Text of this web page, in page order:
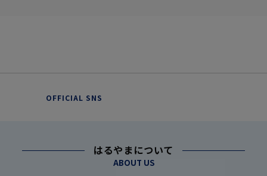
OFFICIAL SNS
はるやまについて
ABOUT US